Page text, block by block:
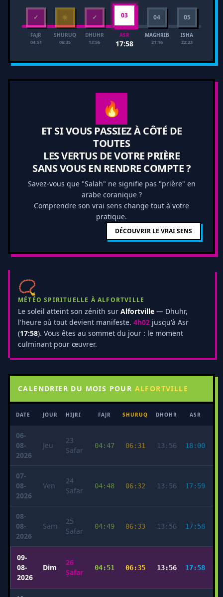
✓
FAJR
04:51
☀
SHURUQ
06:35
✓
DHUHR
13:56
03
ASR
17:58
04
MAGHRIB
21:16
05
ISHA
22:23
🔥
ET SI VOUS PASSIEZ À CÔTÉ DE
TOUTES
LES VERTUS DE VOTRE PRIÈRE
SANS VOUS EN RENDRE COMPTE ?
Savez-vous que "Salah" ne signifie pas "prière" en
arabe coranique ?
Comprendre son vrai sens change tout à votre
pratique.
DÉCOUVRIR LE VRAI SENS
📿
MÉTÉO SPIRITUELLE À ALFORTVILLE
Le soleil atteint son zénith sur Alfortville — Dhuhr,
l'heure où tout devient manifeste. 4h02 jusqu'à Asr
(17:58). Vous êtes au sommet du jour : le moment
culminant pour œuvrer.
CALENDRIER DU MOIS POUR ALFORTVILLE
DATE JOUR HIJRI FAJR SHURUQ DHOHR ASR
06-
08-
2026
Jeu
23
Ṣafar
04:47 06:31 13:56 18:00
07-
08-
2026
Ven
24
Ṣafar
04:48 06:32 13:56 17:59
08-
08-
2026
Sam
25
Ṣafar
04:49 06:33 13:56 17:58
09-
08-
2026
Dim
26
Ṣafar
04:51 06:35 13:56 17:58